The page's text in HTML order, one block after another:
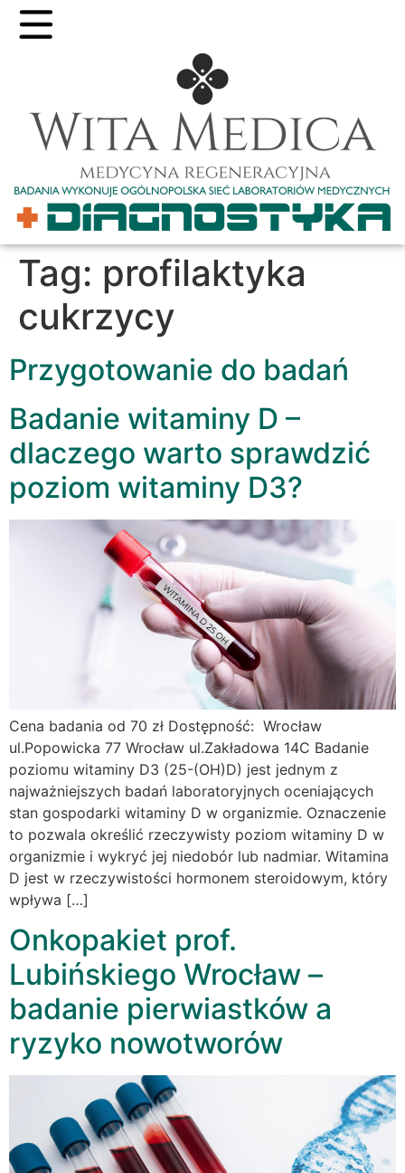
Tag: profilaktyka
cukrzycy
Przygotowanie do badań
Badanie witaminy D –
dlaczego warto sprawdzić
poziom witaminy D3?
Cena badania od 70 zł Dostępność: Wrocław
ul.Popowicka 77 Wrocław ul.Zakładowa 14C Badanie
poziomu witaminy D3 (25-(OH)D) jest jednym z
najważniejszych badań laboratoryjnych oceniających
stan gospodarki witaminy D w organizmie. Oznaczenie
to pozwala określić rzeczywisty poziom witaminy D w
organizmie i wykryć jej niedobór lub nadmiar. Witamina
D jest w rzeczywistości hormonem steroidowym, który
wpływa […]
Onkopakiet prof.
Lubińskiego Wrocław –
badanie pierwiastków a
ryzyko nowotworów